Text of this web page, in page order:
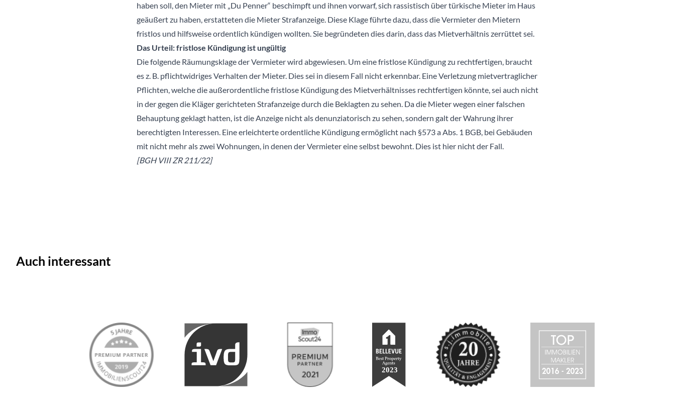
haben soll, den Mieter mit „Du Penner“ beschimpft und ihnen vorwarf, sich rassistisch über türkische Mieter im Haus
geäußert zu haben, erstatteten die Mieter Strafanzeige. Diese Klage führte dazu, dass die Vermieter den Mietern
fristlos und hilfsweise ordentlich kündigen wollten. Sie begründeten dies darin, dass das Mietverhältnis zerrüttet sei.
Das Urteil: fristlose Kündigung ist ungültig
Die folgende Räumungsklage der Vermieter wird abgewiesen. Um eine fristlose Kündigung zu rechtfertigen, braucht
es z. B. pflichtwidriges Verhalten der Mieter. Dies sei in diesem Fall nicht erkennbar. Eine Verletzung mietvertraglicher
Pflichten, welche die außerordentliche fristlose Kündigung des Mietverhältnisses rechtfertigen könnte, sei auch nicht
in der gegen die Kläger gerichteten Strafanzeige durch die Beklagten zu sehen. Da die Mieter wegen einer falschen
Behauptung geklagt hatten, ist die Anzeige nicht als denunziatorisch zu sehen, sondern galt der Wahrung ihrer
berechtigten Interessen. Eine erleichterte ordentliche Kündigung ermöglicht nach §573 a Abs. 1 BGB, bei Gebäuden
mit nicht mehr als zwei Wohnungen, in denen der Vermieter eine selbst bewohnt. Dies ist hier nicht der Fall.
[BGH VIII ZR 211/22]
Auch interessant